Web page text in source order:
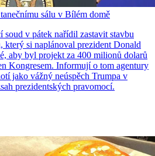
sálu v Bílém domě
v pátek nařídil zastavit stavbu
který si naplánoval prezident Donald
aby byl projekt za 400 milionů dolarů
Kongresem. Informují o tom agentury
jako vážný neúspěch Trumpa v
prezidentských pravomocí.